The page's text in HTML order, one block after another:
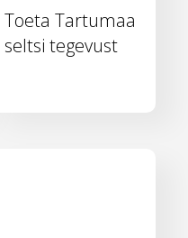
Toeta Tartumaa
seltsi tegevust